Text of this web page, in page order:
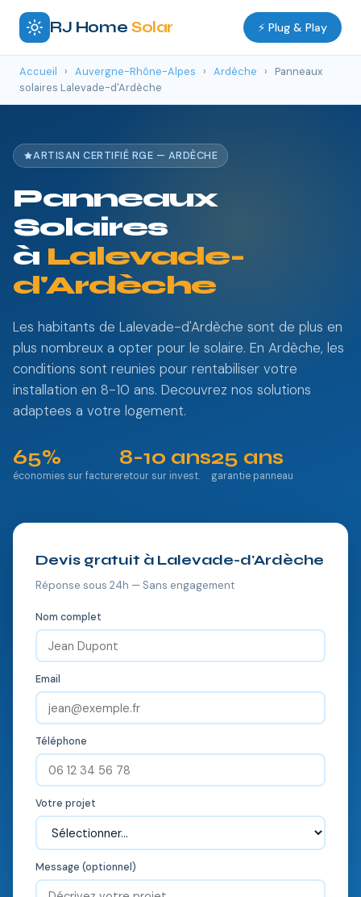
RJ Home Solar ⚡ Plug & Play
Accueil › Auvergne-Rhône-Alpes › Ardèche ›
Panneaux
solaires Lalevade-d'Ardèche
ARTISAN CERTIFIÉ RGE — ARDÈCHE
Panneaux
Solaires
à Lalevade-
d'Ardèche
Les habitants de Lalevade-d'Ardèche sont de plus en
plus nombreux a opter pour le solaire. En Ardèche, les
conditions sont reunies pour rentabiliser votre
installation en 8-10 ans. Decouvrez nos solutions
adaptees a votre logement.
65%
économies sur facture
8-10 ans
retour sur invest.
25 ans
garantie panneau
Devis gratuit à Lalevade-d'Ardèche
Réponse sous 24h — Sans engagement
Nom complet
Email
Téléphone
Votre projet
Message (optionnel)